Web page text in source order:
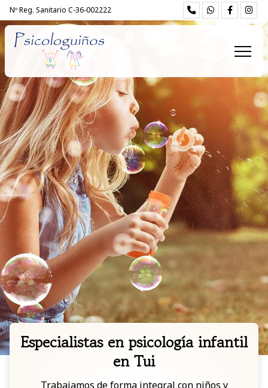
Nº Reg. Sanitario C-36-002222
Especialistas en psicología infantil
en Tui
Trabajamos de forma integral con niños y